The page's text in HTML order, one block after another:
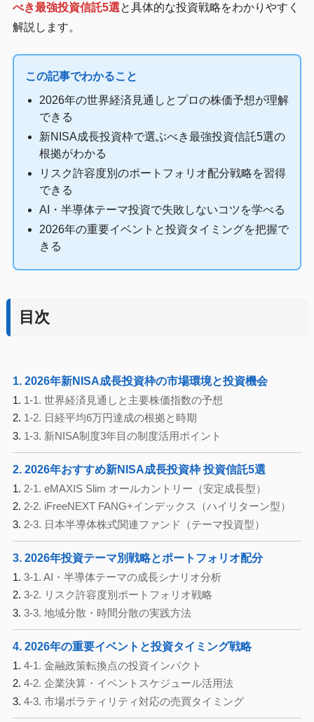
べき最強投資信託5選と具体的な投資戦略をわかりやすく
解説します。
この記事でわかること
2026年の世界経済見通しとプロの株価予想が理解
できる
新NISA成長投資枠で選ぶべき最強投資信託5選の
根拠がわかる
リスク許容度別のポートフォリオ配分戦略を習得
できる
AI・半導体テーマ投資で失敗しないコツを学べる
2026年の重要イベントと投資タイミングを把握で
きる
目次
1. 2026年新NISA成長投資枠の市場環境と投資機会
1-1. 世界経済見通しと主要株価指数の予想
1-2. 日経平均6万円達成の根拠と時期
1-3. 新NISA制度3年目の制度活用ポイント
2. 2026年おすすめ新NISA成長投資枠 投資信託5選
2-1. eMAXIS Slim オールカントリー（安定成長型）
2-2. iFreeNEXT FANG+インデックス（ハイリターン型）
2-3. 日本半導体株式関連ファンド（テーマ投資型）
3. 2026年投資テーマ別戦略とポートフォリオ配分
3-1. AI・半導体テーマの成長シナリオ分析
3-2. リスク許容度別ポートフォリオ戦略
3-3. 地域分散・時間分散の実践方法
4. 2026年の重要イベントと投資タイミング戦略
4-1. 金融政策転換点の投資インパクト
4-2. 企業決算・イベントスケジュール活用法
4-3. 市場ボラティリティ対応の売買タイミング